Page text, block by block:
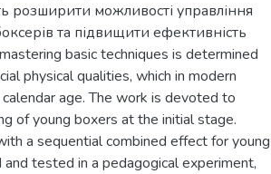
розширити можливості управління
та підвищити ефективність
basic techniques is determined
physical qualities, which in modern
age. The work is devoted to
of young boxers at the initial stage.
a sequential combined effect for young
tested in a pedagogical experiment,